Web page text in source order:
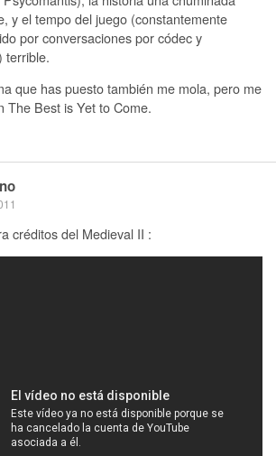
y el tempo del juego (constantemente
por conversaciones por códec y
terrible.
que has puesto también me mola, pero me
The Best is Yet to Come.
créditos del Medieval II :